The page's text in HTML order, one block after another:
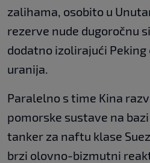
zalihama, osobito u
rezerve nude dugoročnu
dodatno izolirajući
uranija.
Paralelno s time Kina
pomorske sustave na
tanker za naftu klase
brzi olovno-bizmutni